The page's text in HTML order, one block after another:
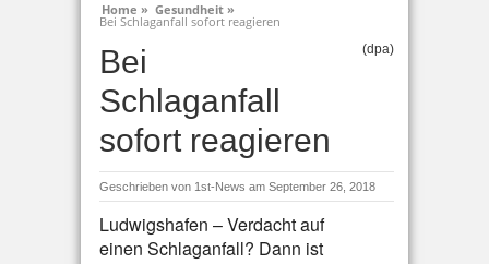
Home » Gesundheit »
Bei Schlaganfall sofort reagieren
Bei
Schlaganfall
sofort reagieren
(dpa)
Geschrieben von 1st-News am September 26, 2018
Ludwigshafen – Verdacht auf
einen Schlaganfall? Dann ist